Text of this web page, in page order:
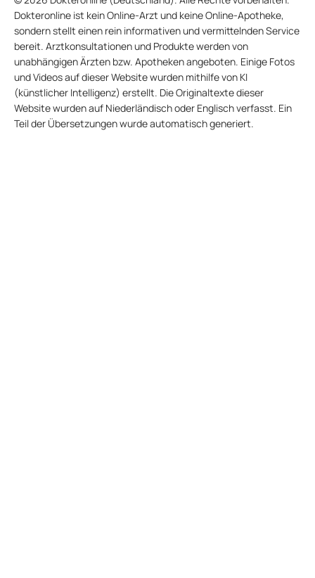
Dokteronline ist kein Online-Arzt und keine Online-Apotheke,
sondern stellt einen rein informativen und vermittelnden Service
bereit. Arztkonsultationen und Produkte werden von
unabhängigen Ärzten bzw. Apotheken angeboten. Einige Fotos
und Videos auf dieser Website wurden mithilfe von KI
(künstlicher Intelligenz) erstellt. Die Originaltexte dieser
Website wurden auf Niederländisch oder Englisch verfasst. Ein
Teil der Übersetzungen wurde automatisch generiert.